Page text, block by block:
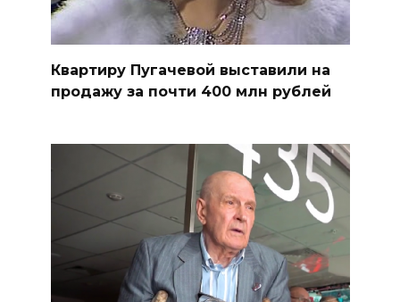
Квартиру Пугачевой выставили на
продажу за почти 400 млн рублей